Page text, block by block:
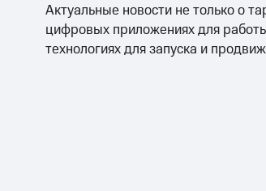
Актуальные новости не только о
цифровых приложениях для
технологиях для запуска и